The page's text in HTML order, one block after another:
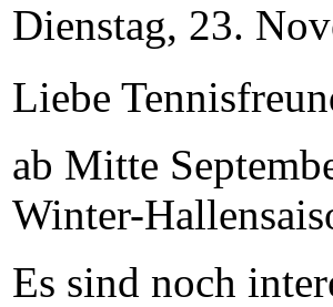
Dienstag, 23.
Liebe
ab Mitte
Winter-
Es sind noch